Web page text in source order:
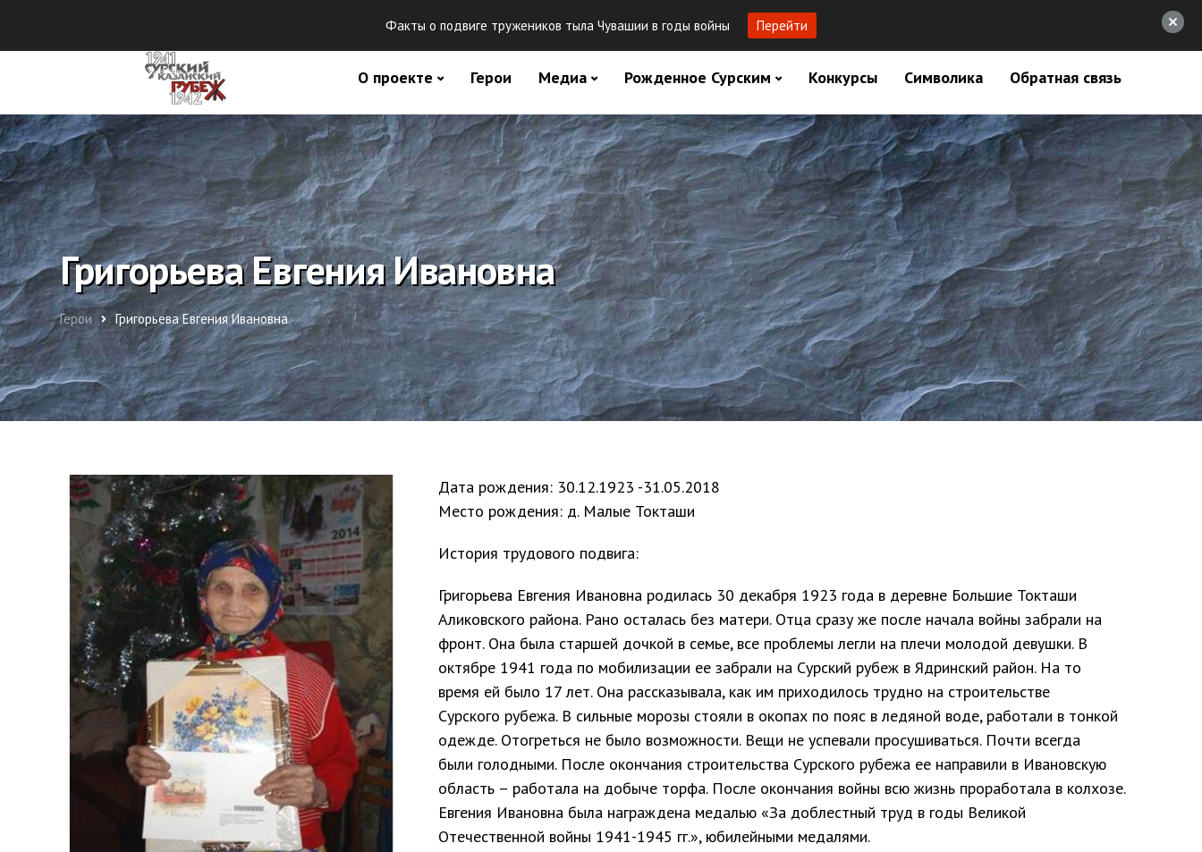
О проекте Герои Медиа Рожденное Сурским Конкурсы Символика Обратная связь
Григорьева Евгения Ивановна
Герои Григорьева Евгения Ивановна
Дата рождения: 30.12.1923 -31.05.2018
Место рождения: д. Малые Токташи
История трудового подвига:
Григорьева Евгения Ивановна родилась 30 декабря 1923 года в деревне Большие Токташи
Аликовского района. Рано осталась без матери. Отца сразу же после начала войны забрали на
фронт. Она была старшей дочкой в семье, все проблемы легли на плечи молодой девушки. В
октябре 1941 года по мобилизации ее забрали на Сурский рубеж в Ядринский район. На то
время ей было 17 лет. Она рассказывала, как им приходилось трудно на строительстве
Сурского рубежа. В сильные морозы стояли в окопах по пояс в ледяной воде, работали в тонкой
одежде. Отогреться не было возможности. Вещи не успевали просушиваться. Почти всегда
были голодными. После окончания строительства Сурского рубежа ее направили в Ивановскую
область – работала на добыче торфа. После окончания войны всю жизнь проработала в колхозе.
Евгения Ивановна была награждена медалью «За доблестный труд в годы Великой
Отечественной войны 1941-1945 гг.», юбилейными медалями.
Факты о подвиге тружеников тыла Чувашии в годы войны Перейти